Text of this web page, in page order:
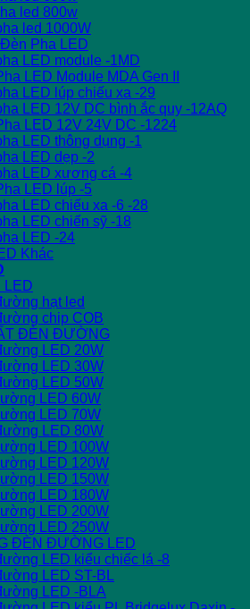
led 800w
led 1000W
Pha LED
LED module -1MD
LED Module MDA Gen II
LED lúp chiếu xa -29
LED 12V DC bình ắc quy -12AQ
LED 12V 24V DC -1224
LED thông dụng -1
LED dẹp -2
LED xương cá -4
LED lúp -5
LED chiếu xa -6 -28
LED chiến sỹ -18
LED -24
Khác
LED
hạt led
chip COB
ĐÈN ĐƯỜNG
LED 20W
LED 30W
LED 50W
LED 60W
LED 70W
LED 80W
LED 100W
LED 120W
LED 150W
LED 180W
LED 200W
LED 250W
ĐÈN ĐƯỜNG LED
LED kiểu chiếc lá -8
LED ST-BL
LED -BLA